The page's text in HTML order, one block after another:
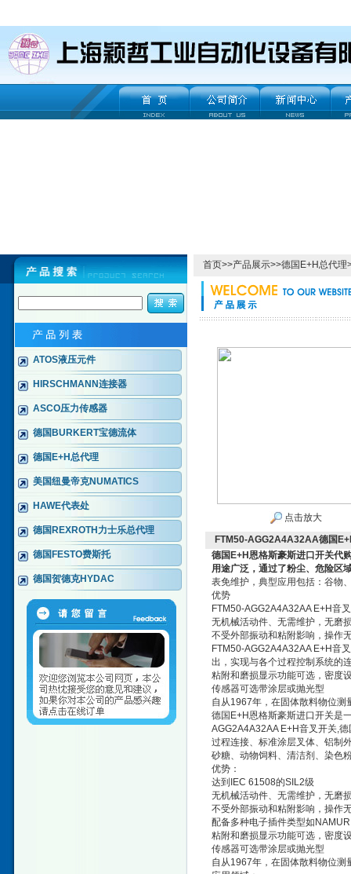
ATOS液压元件
HIRSCHMANN连接器
ASCO压力传感器
德国BURKERT宝德流体
德国E+H总代理
美国纽曼帝克NUMATICS
HAWE代表处
德国REXROTH力士乐总代理
德国FESTO费斯托
德国贺德克HYDAC
首页>>产品展示>>德国E+H总代理
点击放大
FTM50-AGG2A4A32AA德国
德国E+H恩格斯豪斯进口开关代
用途广泛，通过了粉尘、危险区
表免维护，典型应用包括：谷物
优势
FTM50-AGG2A4A32AA E+H音
无机械活动件、无需维护，无磨
不受外部振动和粘附影响，操作
FTM50-AGG2A4A32AA E+H音
出，实现与各个过程控制系统的
粘附和磨损显示功能可选，密度
传感器可选带涂层或抛光型
自从1967年，在固体散料物位测
德国E+H恩格斯豪斯进口开关是
AGG2A4A32AA E+H音叉开关,
过程连接、标准涂层叉体、铝制
砂糖、动物饲料、清洁剂、染色
优势：
达到IEC 61508的SIL2级
无机械活动件、无需维护，无磨
不受外部振动和粘附影响，操作
配备多种电子插件类型如
粘附和磨损显示功能可选，密度
传感器可选带涂层或抛光型
自从1967年，在固体散料物位测